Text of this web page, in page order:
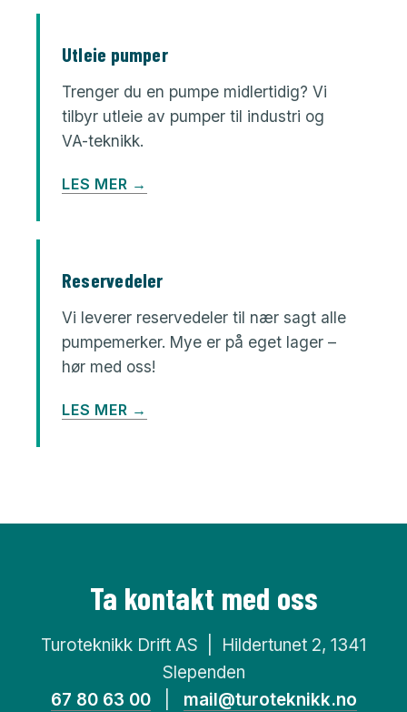
Utleie pumper
Trenger du en pumpe midlertidig? Vi
tilbyr utleie av pumper til industri og
VA-teknikk.
LES MER →
Reservedeler
Vi leverer reservedeler til nær sagt alle
pumpemerker. Mye er på eget lager –
hør med oss!
LES MER →
Ta kontakt med oss
Turoteknikk Drift AS | Hildertunet 2, 1341
Slependen
67 80 63 00| mail@turoteknikk.no